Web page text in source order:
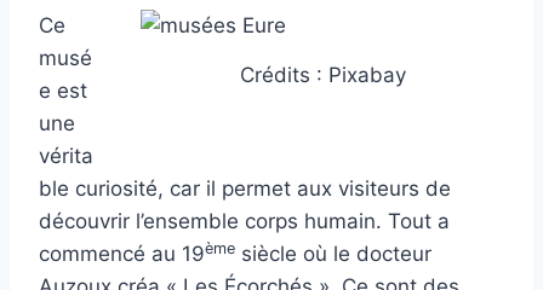
Crédits : Pixabay
Ce
musé
e est
une
vérita
ble curiosité, car il permet aux visiteurs de
découvrir l’ensemble corps humain. Tout a
commencé au 19ème siècle où le docteur